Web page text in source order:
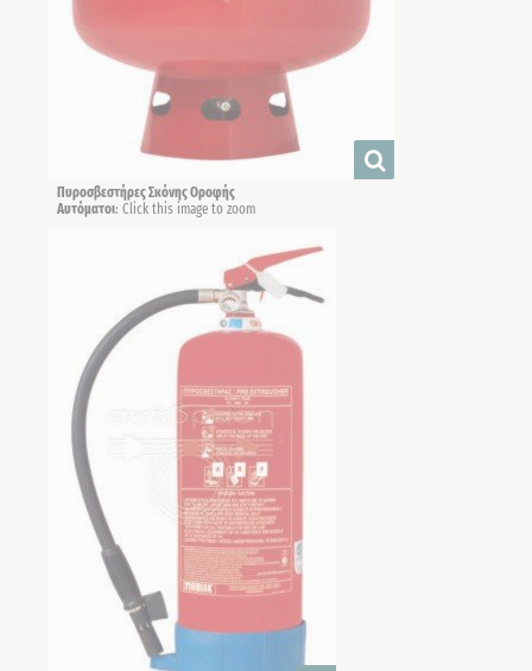
Πυροσβεστήρες Σκόνης Οροφής
Αυτόματοι: Click this image to zoom